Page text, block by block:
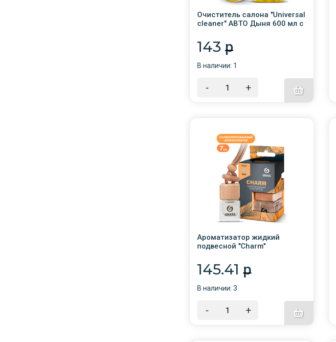
Очиститель салона "Universal
сleaner" АВТО Дыня 600 мл с
143 p
В наличии: 1
- +
Ароматизатор жидкий
подвесной "Charm"
145.41 p
В наличии: 3
- +